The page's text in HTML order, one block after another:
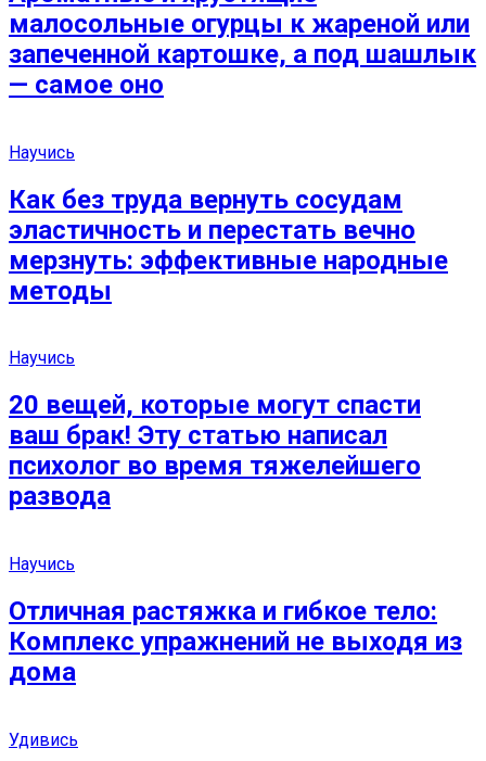
малосольные огурцы к жареной или
запеченной картошке, а под шашлык
— самое оно
Научись
Как без труда вернуть сосудам
эластичность и перестать вечно
мерзнуть: эффективные народные
методы
Научись
20 вещей, которые могут спасти
ваш брак! Эту статью написал
психолог во время тяжелейшего
развода
Научись
Отличная растяжка и гибкое тело:
Комплекс упражнений не выходя из
дома
Удивись